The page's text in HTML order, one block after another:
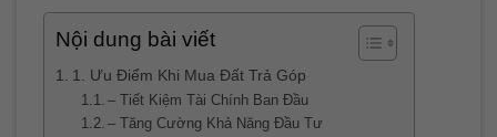
Nội dung bài viết
1. Ưu Điểm Khi Mua Đất Trả Góp
– Tiết Kiệm Tài Chính Ban Đầu
– Tăng Cường Khả Năng Đầu Tư